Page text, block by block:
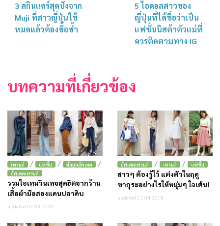
3 สกินแคร์สุดปังจาก
Muji ที่สาวญี่ปุ่นใช้
หมดแล้วต้องซื้อซ้ำ
5 ไอดอลสาวของ
ญี่ปุ่นที่ได้ชื่อว่าเป็น
แฟชั่นนิสต้าตัวแม่ที่
ควรติดตามทาง IG
บทความที่เกี่ยวข้อง
เทรนด์ / แฟชั่น / ข้อมูลอัพเดต /
อัพเดตเทรนด์
รวมไอเทมวินเทจสุดฮิตจากร้าน
เสื้อผ้ามือสองแดนปลาดิบ
updated 02.03.2020
อัพเดตเทรนด์ / เทรนด์ / แฟชั่น
สาวๆ ต้องรู้ไว้ แต่งตัวในฤดู
ซากุระอย่างไรให้หนุ่มๆ ใจเต้น!
updated 11.04.2018